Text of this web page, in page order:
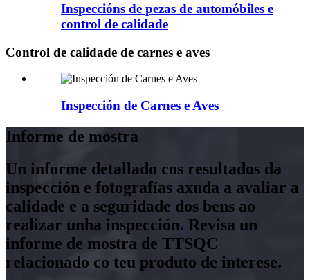
Inspeccións de pezas de automóbiles e
control de calidade
Control de calidade de carnes e aves
Inspección de Carnes e Aves
Informe de mostra
Un informe detallado cos resultados da
inspección e fotografías axuda a avaliar a
calidade e a seguridade dos bens ao
realizar unha inspección. Revisa un
informe de mostra de TTSQC
relacionado co teu produto de interese.